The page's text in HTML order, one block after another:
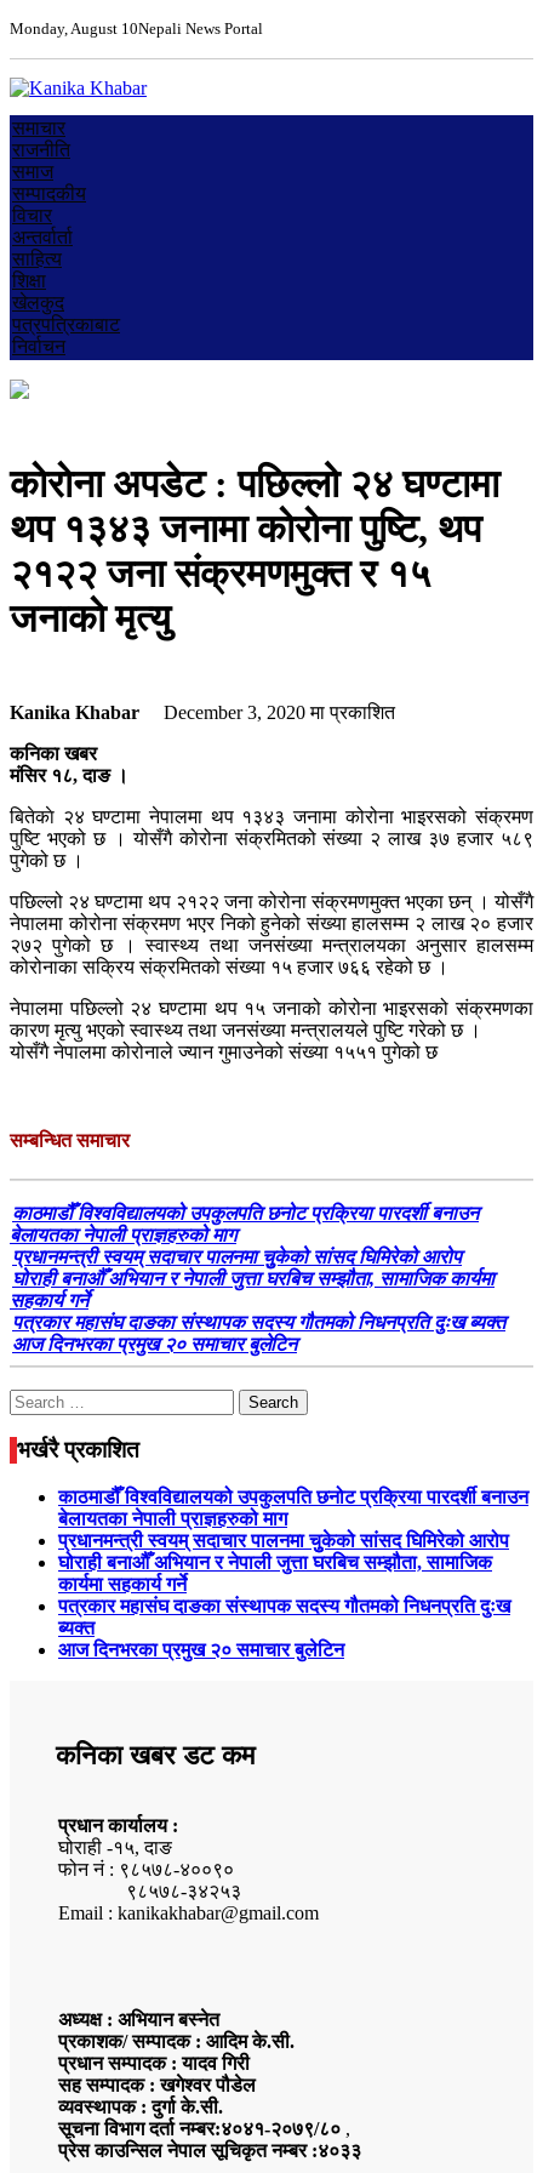
Monday, August 10Nepali News Portal
समाचार
राजनीति
समाज
सम्पादकीय
विचार
अन्तर्वार्ता
साहित्य
शिक्षा
खेलकुद
पत्रपत्रिकाबाट
निर्वाचन
काेराेना अपडेट : पछिल्लो २४ घण्टामा
थप १३४३ जनामा काेराेना पुष्टि, थप
२१२२ जना संक्रमणमुक्त र १५
जनाकाे मृत्यु
Kanika Khabar December 3, 2020मा प्रकाशित
कनिका खबर
मंसिर १८, दाङ ।
बितेकाे २४ घण्टामा नेपालमा थप १३४३ जनामा कोरोना भाइरसको संक्रमण
पुष्टि भएको छ । योसँगै कोरोना संक्रमितको संख्या २ लाख ३७ हजार ५८९
पुगेको छ ।
पछिल्लो २४ घण्टामा थप २१२२ जना कोरोना संक्रमणमुक्त भएका छन् । योसँगै
नेपालमा कोरोना संक्रमण भएर निको हुनेको संख्या हालसम्म २ लाख २० हजार
२७२ पुगेको छ । स्वास्थ्य तथा जनसंख्या मन्त्रालयका अनुसार हालसम्म
कोरोनाका सक्रिय संक्रमितको संख्या १५ हजार ७६६ रहेको छ ।
नेपालमा पछिल्लो २४ घण्टामा थप १५ जनाको कोरोना भाइरसको संक्रमणका
कारण मृत्यु भएको स्वास्थ्य तथा जनसंख्या मन्त्रालयले पुष्टि गरेको छ ।
योसँगै नेपालमा कोरोनाले ज्यान गुमाउनेको संख्या १५५१ पुगेको छ
सम्बन्धित समाचार
काठमाडौँ विश्वविद्यालयको उपकुलपति छनोट प्रक्रिया पारदर्शी बनाउन
बेलायतका नेपाली प्राज्ञहरुको माग
प्रधानमन्त्री स्वयम् सदाचार पालनमा चुुकेको सांसद घिमिरेको आरोप
घोराही बनाऔँ अभियान र नेपाली जुत्ता घरबिच सम्झौता, सामाजिक कार्यमा
सहकार्य गर्ने
पत्रकार महासंघ दाङका संस्थापक सदस्य गौतमको निधनप्रति दुःख ब्यक्त
आज दिनभरका प्रमुख २० समाचार बुलेटिन
Search
for:
भर्खरै प्रकाशित
काठमाडौँ विश्वविद्यालयको उपकुलपति छनोट प्रक्रिया पारदर्शी बनाउन
बेलायतका नेपाली प्राज्ञहरुको माग
प्रधानमन्त्री स्वयम् सदाचार पालनमा चुुकेको सांसद घिमिरेको आरोप
घोराही बनाऔँ अभियान र नेपाली जुत्ता घरबिच सम्झौता, सामाजिक
कार्यमा सहकार्य गर्ने
पत्रकार महासंघ दाङका संस्थापक सदस्य गौतमको निधनप्रति दुःख
ब्यक्त
आज दिनभरका प्रमुख २० समाचार बुलेटिन
कनिका खबर डट कम
प्रधान कार्यालय :
घोराही -१५, दाङ
फोन नं : ९८५७८-४००९०
९८५७८-३४२५३
Email : kanikakhabar@gmail.com
अध्यक्ष : अभियान बस्नेत
प्रकाशक/ सम्पादक : आदिम के.सी.
प्रधान सम्पादक : यादव गिरी
सह सम्पादक : खगेश्वर पौडेल
व्यवस्थापक : दुर्गा के.सी.
सूचना विभाग दर्ता नम्बर:४०४१-२०७९/८० ,
प्रेस काउन्सिल नेपाल सूचिकृत नम्बर :४०३३